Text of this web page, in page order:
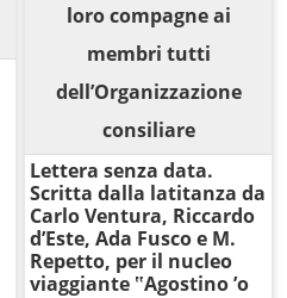
loro compagne ai
membri tutti
dell’Organizzazione
consiliare
Lettera senza data.
Scritta dalla latitanza da
Carlo Ventura, Riccardo
d’Este, Ada Fusco e M.
Repetto, per il nucleo
viaggiante ‟Agostino ’o